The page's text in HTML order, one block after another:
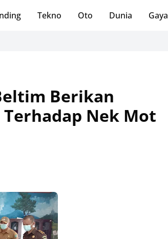
Tekno Oto Dunia Gaya
Berikan
Nek Mot